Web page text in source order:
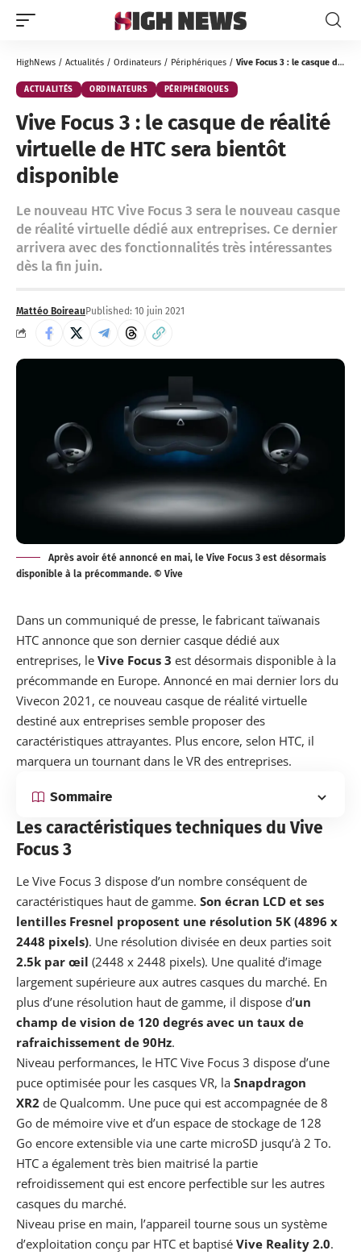
HighNews / Actualités / Ordinateurs / Périphériques / Vive Focus 3 : le casque de réalité virtuelle de HTC sera bientôt disponible
ACTUALITÉS ORDINATEURS PÉRIPHÉRIQUES
Vive Focus 3 : le casque de réalité
virtuelle de HTC sera bientôt
disponible
Le nouveau HTC Vive Focus 3 sera le nouveau casque
de réalité virtuelle dédié aux entreprises. Ce dernier
arrivera avec des fonctionnalités très intéressantes
dès la fin juin.
Mattéo Boireau Published: 10 juin 2021
Après avoir été annoncé en mai, le Vive Focus 3 est désormais
disponible à la précommande. © Vive
Dans un communiqué de presse, le fabricant taïwanais
HTC annonce que son dernier casque dédié aux
entreprises, le Vive Focus 3 est désormais disponible à la
précommande en Europe. Annoncé en mai dernier lors du
Vivecon 2021, ce nouveau casque de réalité virtuelle
destiné aux entreprises semble proposer des
caractéristiques attrayantes. Plus encore, selon HTC, il
marquera un tournant dans le VR des entreprises.
Sommaire
Les caractéristiques techniques du Vive
Focus 3
Le Vive Focus 3 dispose d’un nombre conséquent de
caractéristiques haut de gamme. Son écran LCD et ses
lentilles Fresnel proposent une résolution 5K (4896 x
2448 pixels). Une résolution divisée en deux parties soit
2.5k par œil (2448 x 2448 pixels). Une qualité d’image
largement supérieure aux autres casques du marché. En
plus d’une résolution haut de gamme, il dispose d’un
champ de vision de 120 degrés avec un taux de
rafraichissement de 90Hz.
Niveau performances, le HTC Vive Focus 3 dispose d’une
puce optimisée pour les casques VR, la Snapdragon
XR2 de Qualcomm. Une puce qui est accompagnée de 8
Go de mémoire vive et d’un espace de stockage de 128
Go encore extensible via une carte microSD jusqu’à 2 To.
HTC a également très bien maitrisé la partie
refroidissement qui est encore perfectible sur les autres
casques du marché.
Niveau prise en main, l’appareil tourne sous un système
d’exploitation conçu par HTC et baptisé Vive Reality 2.0.